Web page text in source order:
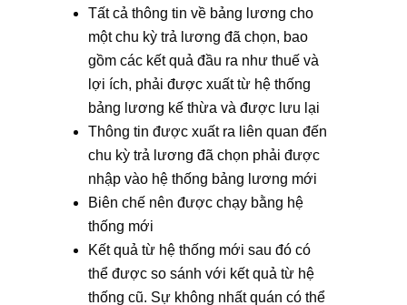
Tất cả thông tin về bảng lương cho
một chu kỳ trả lương đã chọn, bao
gồm các kết quả đầu ra như thuế và
lợi ích, phải được xuất từ hệ thống
bảng lương kế thừa và được lưu lại
Thông tin được xuất ra liên quan đến
chu kỳ trả lương đã chọn phải được
nhập vào hệ thống bảng lương mới
Biên chế nên được chạy bằng hệ
thống mới
Kết quả từ hệ thống mới sau đó có
thể được so sánh với kết quả từ hệ
thống cũ. Sự không nhất quán có thể